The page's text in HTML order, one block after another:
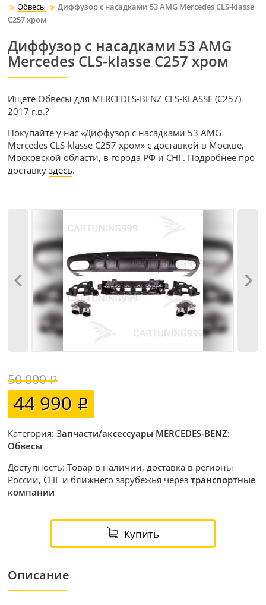
Обвесы
Диффузор с насадками 53 AMG Mercedes CLS-klasse
C257 хром
Диффузор с насадками 53 AMG
Mercedes CLS-klasse C257 хром
Ищете Обвесы для MERCEDES-BENZ CLS-KLASSE (C257)
2017 г.в.?
Покупайте у нас «Диффузор с насадками 53 AMG
Mercedes CLS-klasse C257 хром» с доставкой в Москве,
Московской области, в города РФ и СНГ. Подробнее про
доставкуздесь.
50 000
44 990
Категория:Запчасти/аксессуары MERCEDES-BENZ:
Обвесы
Доступность: Товар в наличии, доставка в регионы
России, СНГ и ближнего зарубежья черезтранспортные
компании
Купить
Описание